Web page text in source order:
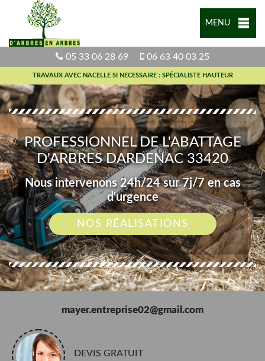
MENU
05 33 06 28 69 06 63 40 03 25
TRAVAUX AVEC NACELLE SI NECESSAIRE : SPÉCIALISTE HAUTEUR
PROFESSIONNEL DE L'ABATTAGE
D'ARBRES DARDENAC 33420
Nous intervenons 24h/24 sur 7j/7 en cas
d'urgence
NOS RÉALISATIONS
mayer.entreprise02@gmail.com
DEVIS GRATUIT